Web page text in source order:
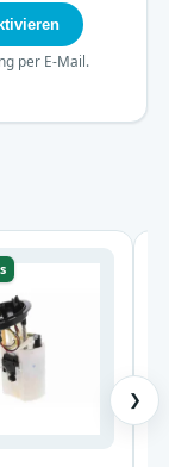
per E-Mail.
❯